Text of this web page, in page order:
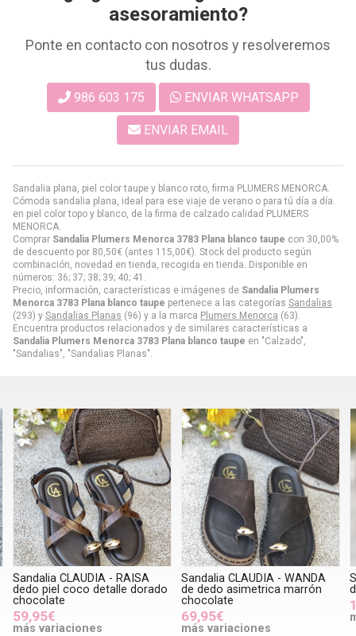
Sandalia plana, piel color taupe y blanco roto, firma PLUMERS MENORCA.
Cómoda sandalia plana, ideal para ese viaje de verano o para tú día a día.
en piel color topo y blanco, de la firma de calzado calidad PLUMERS
MENORCA.
Comprar Sandalia Plumers Menorca 3783 Plana blanco taupe con 30,00%
de descuento por 80,50€ (antes 115,00€). Stock del producto según
combinación, novedad en tienda, recogida en tienda. Disponible en
números: 36; 37; 38; 39; 40; 41.
Precio, información, características e imágenes de Sandalia Plumers
Menorca 3783 Plana blanco taupe pertenece a las categorías Sandalias
(293) y Sandalias Planas (96) y a la marca Plumers Menorca (63).
Encuentra productos relacionados y de similares características a
Sandalia Plumers Menorca 3783 Plana blanco taupe en "Calzado",
"Sandalias", "Sandalias Planas".
asesoramiento?
Ponte en contacto con nosotros y resolveremos
tus dudas.
986 603 175 ENVIAR WHATSAPP
ENVIAR EMAIL
Sandalia CLAUDIA - RAISA
dedo piel coco detalle dorado
chocolate
59,95€
más variaciones
Sandalia CLAUDIA - WANDA
de dedo asimetrica marrón
chocolate
69,95€
más variaciones